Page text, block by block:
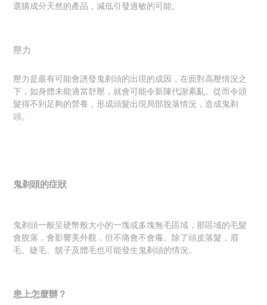
選購成分天然的產品，減低引發過敏的可能。
壓力
壓力是最有可能會誘發鬼剃頭的出現的成因，在面對高壓情況之
下，如身體未能適當舒壓，就會可能令新陳代謝紊亂。從而令頭
髮得不到足夠的營養，形成頭髮出現局部脫落情況，造成鬼剃
頭。
鬼剃頭的症狀
鬼剃頭一般呈硬幣般大小的一塊或多塊無毛區域，那區域的毛髮
會脫落，會影響美外觀，但不痛會不會癢。除了頭皮落髮，眉
毛、睫毛、鬍子及體毛也可能發生鬼剃頭的情況。
患上怎麼辦？